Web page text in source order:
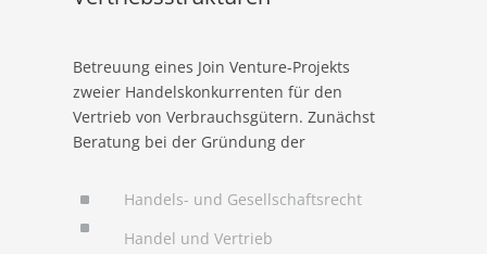
Betreuung eines Join Venture-Projekts
zweier Handelskonkurrenten für den
Vertrieb von Verbrauchsgütern. Zunächst
Beratung bei der Gründung der
maßgeschneiderten
vertragliche Regelungen für den Vertrieb
^ Handels- und Gesellschaftsrecht
^ Handel und Vertrieb